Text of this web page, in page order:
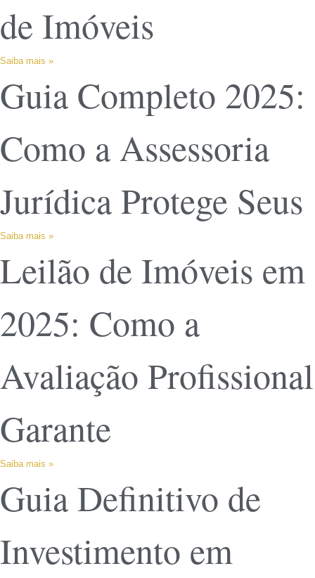
de Imóveis
Saiba mais »
Guia Completo 2025:
Como a Assessoria
Jurídica Protege Seus
Saiba mais »
Leilão de Imóveis em
2025: Como a
Avaliação Profissional
Garante
Saiba mais »
Guia Definitivo de
Investimento em